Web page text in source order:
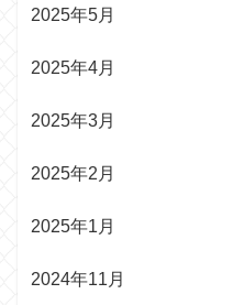
2025年5月
2025年4月
2025年3月
2025年2月
2025年1月
2024年11月